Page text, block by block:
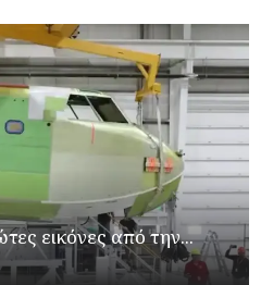
εικόνες από την...